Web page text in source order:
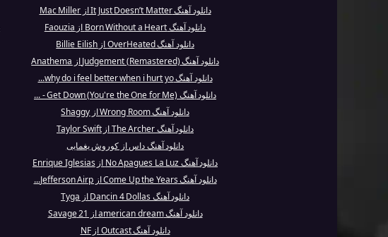
دانلود آهنگ It Just Doesn’t Matter از Mac Miller
دانلود آهنگ Born Without a Heart از Faouzia
دانلود آهنگ OverHeated از Billie Eilish
دانلود آهنگ Judgement (Remastered) از Anathema
دانلود آهنگ why do i feel better when i hurt yo...
دانلود آهنگ Get Down (You're the One for Me) - ...
دانلود آهنگ Wrong Room از Shaggy
دانلود آهنگ The Archer از Taylor Swift
دانلود آهنگ داس از کوروش یغمایی
دانلود آهنگ No Apagues La Luz از Enrique Iglesias
دانلود آهنگ Come Up the Years از Jefferson Airp...
دانلود آهنگ Dancin 4 Dollas از Tyga
دانلود آهنگ american dream از 21 Savage
دانلود آهنگ Outcast از NF